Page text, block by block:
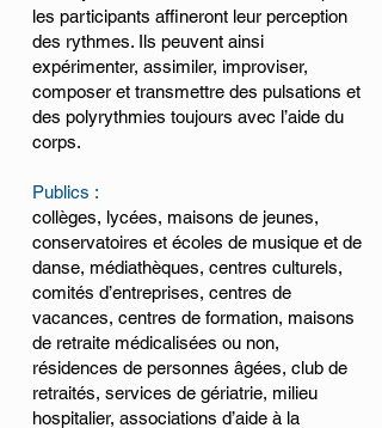
les participants affineront leur perception
des rythmes. Ils peuvent ainsi
expérimenter, assimiler, improviser,
composer et transmettre des pulsations et
des polyrythmies toujours avec l’aide du
corps.
Publics :
collèges, lycées, maisons de jeunes,
conservatoires et écoles de musique et de
danse, médiathèques, centres culturels,
comités d’entreprises, centres de
vacances, centres de formation, maisons
de retraite médicalisées ou non,
résidences de personnes âgées, club de
retraités, services de gériatrie, milieu
hospitalier, associations d’aide à la